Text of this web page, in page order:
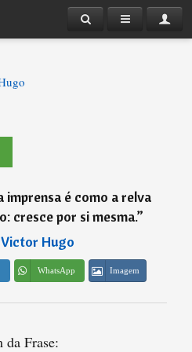
imprensa é como a relva
cresce por si mesma.”
Victor Hugo
WhatsApp Imagem
da Frase: